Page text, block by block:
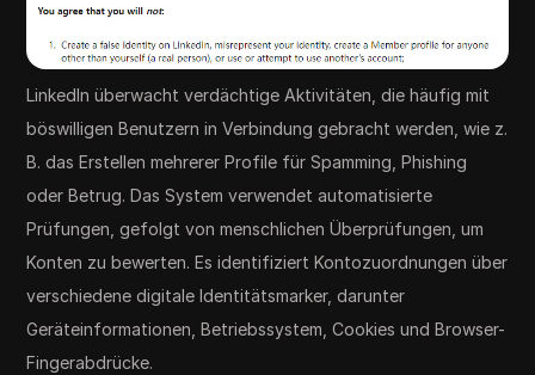
LinkedIn überwacht verdächtige Aktivitäten, die häufig mit
böswilligen Benutzern in Verbindung gebracht werden, wie z.
B. das Erstellen mehrerer Profile für Spamming, Phishing
oder Betrug. Das System verwendet automatisierte
Prüfungen, gefolgt von menschlichen Überprüfungen, um
Konten zu bewerten. Es identifiziert Kontozuordnungen über
verschiedene digitale Identitätsmarker, darunter
Geräteinformationen, Betriebssystem, Cookies und Browser-
Fingerabdrücke.